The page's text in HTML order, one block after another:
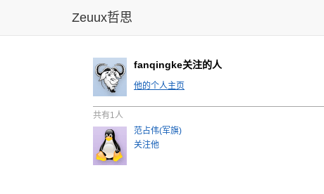
Zeuux哲思
fanqingke关注的人
他的个人主页
共有1人
范占伟(军旗)
关注他